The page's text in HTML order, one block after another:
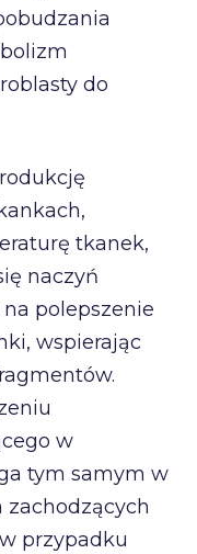
do
tkanek,
naczyń
polepszenie
wspierając
w
tym samym w
zachodzących
przypadku